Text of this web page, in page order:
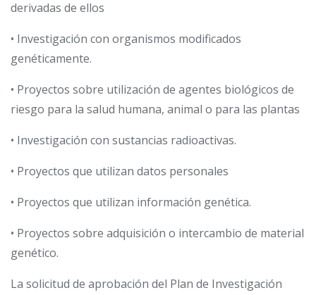
derivadas de ellos
• Investigación con organismos modificados
genéticamente.
• Proyectos sobre utilización de agentes biológicos de
riesgo para la salud humana, animal o para las plantas
• Investigación con sustancias radioactivas.
• Proyectos que utilizan datos personales
• Proyectos que utilizan información genética.
• Proyectos sobre adquisición o intercambio de material
genético.
La solicitud de aprobación del Plan de Investigación